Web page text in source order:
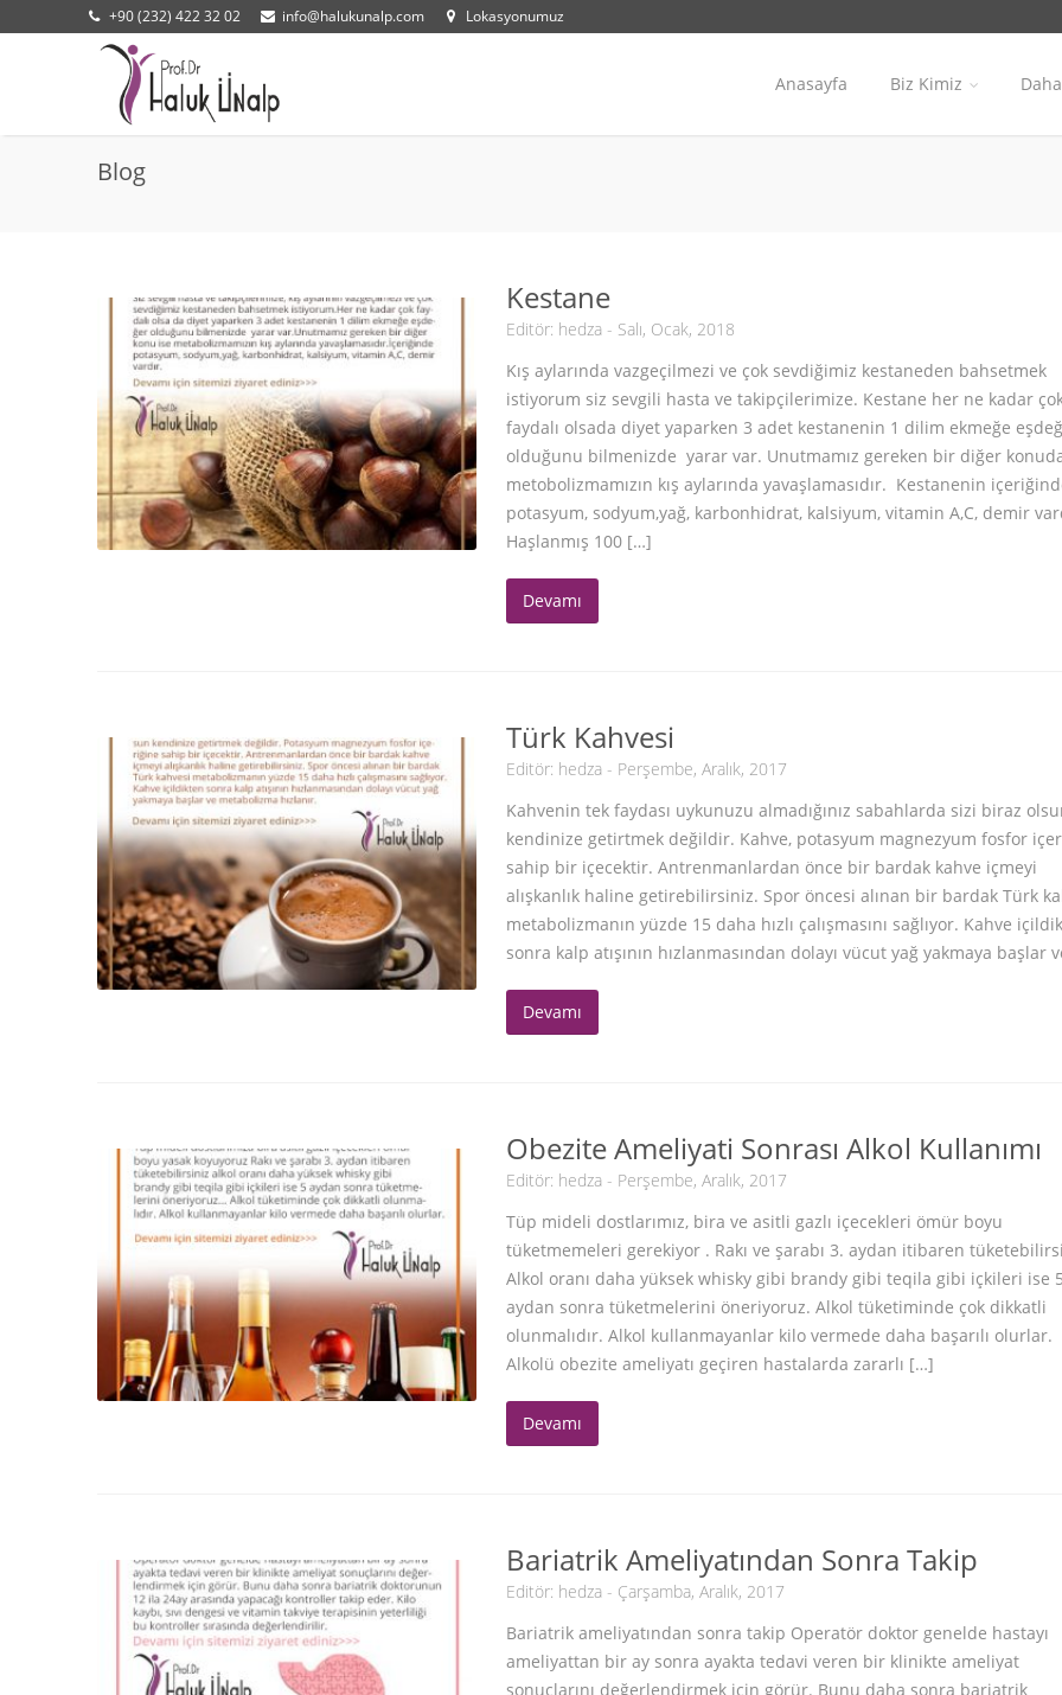
+90 (232) 422 32 02 info@halukunalp.com Lokasyonumuz
Anasayfa Biz Kimiz
Blog
Kestane
Editör: hedza - Salı, Ocak, 2018
Kış aylarında vazgeçilmezi ve çok sevdiğimiz kestaneden bahsetmek
istiyorum siz sevgili hasta ve takipçilerimize. Kestane her ne kadar
faydalı olsada diyet yaparken 3 adet kestanenin 1 dilim ekmeğe
olduğunu bilmenizde yarar var. Unutmamız gereken bir diğer
metobolizmamızın kış aylarında yavaşlamasıdır. Kestanenin
potasyum, sodyum,yağ, karbonhidrat, kalsiyum, vitamin A,C, demir
Haşlanmış 100 […]
Devamı
Türk Kahvesi
Editör: hedza - Perşembe, Aralık, 2017
Kahvenin tek faydası uykunuzu almadığınız sabahlarda sizi biraz
kendinize getirtmek değildir. Kahve, potasyum magnezyum fosfor
sahip bir içecektir. Antrenmanlardan önce bir bardak kahve içmeyi
alışkanlık haline getirebilirsiniz. Spor öncesi alınan bir bardak Türk
metabolizmanın yüzde 15 daha hızlı çalışmasını sağlıyor. Kahve
sonra kalp atışının hızlanmasından dolayı vücut yağ yakmaya başlar
Devamı
Obezite Ameliyati Sonrası Alkol Kullanımı
Editör: hedza - Perşembe, Aralık, 2017
Tüp mideli dostlarımız, bira ve asitli gazlı içecekleri ömür boyu
tüketmemeleri gerekiyor . Rakı ve şarabı 3. aydan itibaren
Alkol oranı daha yüksek whisky gibi brandy gibi teqila gibi içkileri ise 5
aydan sonra tüketmelerini öneriyoruz. Alkol tüketiminde çok dikkatli
olunmalıdır. Alkol kullanmayanlar kilo vermede daha başarılı olurlar.
Alkolü obezite ameliyatı geçiren hastalarda zararlı […]
Devamı
Bariatrik Ameliyatından Sonra Takip
Editör: hedza - Çarşamba, Aralık, 2017
Bariatrik ameliyatından sonra takip Operatör doktor genelde hastayı
ameliyattan bir ay sonra ayakta tedavi veren bir klinikte ameliyat
sonuçlarını değerlendirmek için görür. Bunu daha sonra bariatrik